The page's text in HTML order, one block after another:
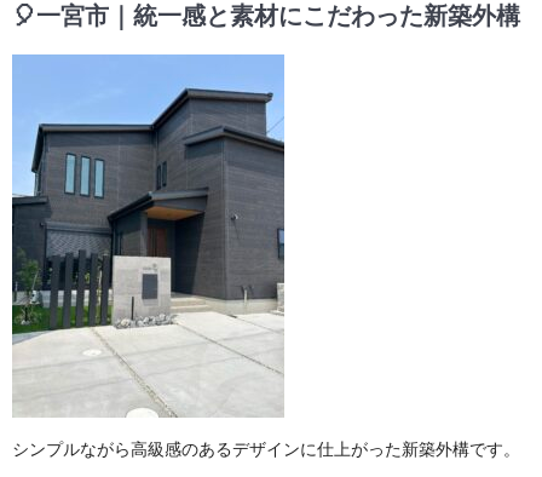
🎈一宮市｜統一感と素材にこだわった新築外構
シンプルながら高級感のあるデザインに仕上がった新築外構です。